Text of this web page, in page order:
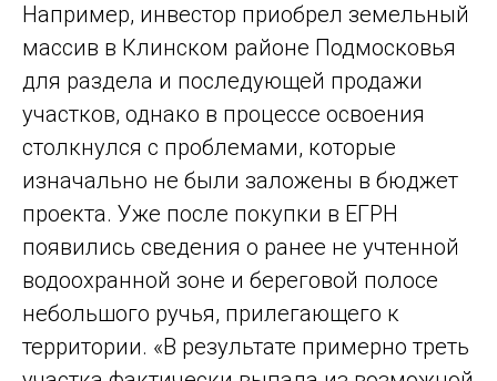
Например, инвестор приобрел земельный
массив в Клинском районе Подмосковья
для раздела и последующей продажи
участков, однако в процессе освоения
столкнулся с проблемами, которые
изначально не были заложены в бюджет
проекта. Уже после покупки в ЕГРН
появились сведения о ранее не учтенной
водоохранной зоне и береговой полосе
небольшого ручья, прилегающего к
территории. «В результате примерно треть